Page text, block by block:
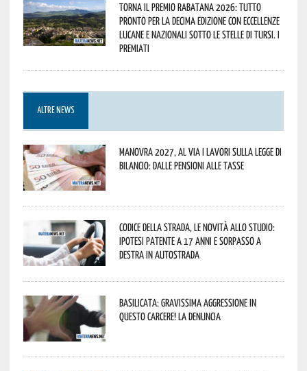
Torna il Premio Rabatana 2026: tutto
pronto per la decima edizione con eccellenze
lucane e nazionali sotto le stelle di Tursi. I
premiati
ALTRE NEWS
Manovra 2027, al via i lavori sulla Legge di
Bilancio: dalle pensioni alle tasse
Codice della strada, le novità allo studio:
ipotesi patente a 17 anni e sorpasso a
destra in autostrada
Basilicata: gravissima aggressione in
questo Carcere! La denuncia